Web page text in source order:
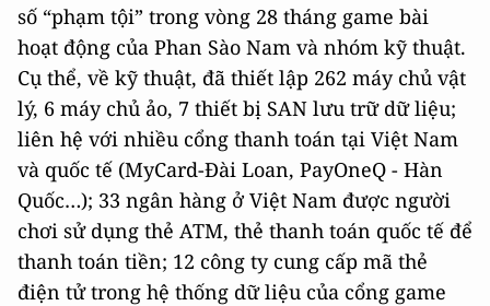
số “phạm tội” trong vòng 28 tháng game bài
hoạt động của Phan Sào Nam và nhóm kỹ thuật.
Cụ thể, về kỹ thuật, đã thiết lập 262 máy chủ vật
lý, 6 máy chủ ảo, 7 thiết bị SAN lưu trữ dữ liệu;
liên hệ với nhiều cổng thanh toán tại Việt Nam
và quốc tế (MyCard-Đài Loan, PayOneQ - Hàn
Quốc…); 33 ngân hàng ở Việt Nam được người
chơi sử dụng thẻ ATM, thẻ thanh toán quốc tế để
thanh toán tiền; 12 công ty cung cấp mã thẻ
điện tử trong hệ thống dữ liệu của cổng game